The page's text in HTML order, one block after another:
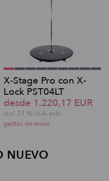
X-Stage Pro con X-
Lock PST04LT
desde 1.220,17 EUR
incl. 21 % I.V.A. exkl.
gastos de envio
NUEVO